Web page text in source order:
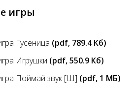
игры
Гусеница (pdf, 789.4 Кб)
Игрушки (pdf, 550.9 Кб)
Поймай звук [Ш] (pdf, 1 MБ)